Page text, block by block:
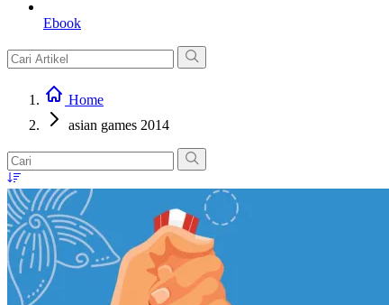
Ebook
Home
asian games 2014